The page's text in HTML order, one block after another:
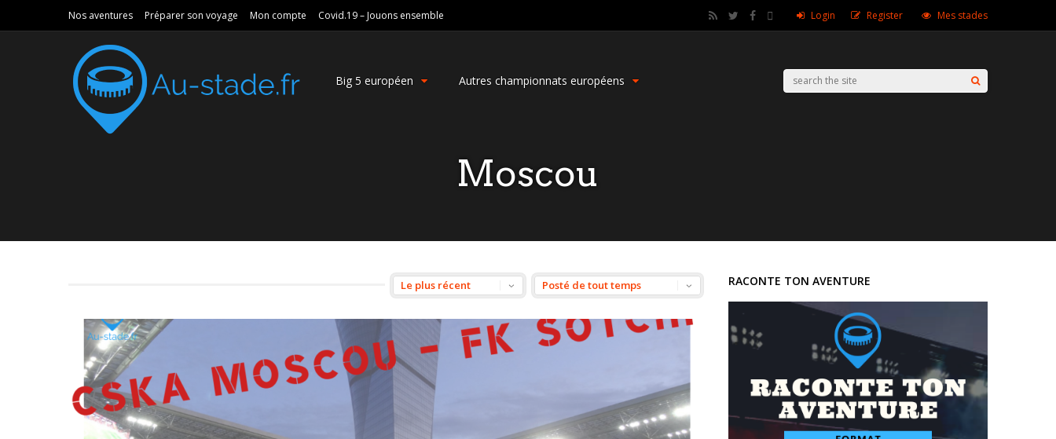
Nos aventures Préparer son voyage Mon compte Covid.19 – Jouons ensemble Login Register Mes stades
Big 5 européen Autres championnats européens
Moscou
RACONTE TON AVENTURE